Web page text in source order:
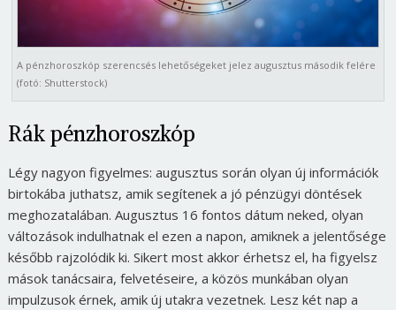
A pénzhoroszkóp szerencsés lehetőségeket jelez augusztus második felére
(fotó: Shutterstock)
Rák pénzhoroszkóp
Légy nagyon figyelmes: augusztus során olyan új információk
birtokába juthatsz, amik segítenek a jó pénzügyi döntések
meghozatalában. Augusztus 16 fontos dátum neked, olyan
változások indulhatnak el ezen a napon, amiknek a jelentősége
később rajzolódik ki. Sikert most akkor érhetsz el, ha figyelsz
mások tanácsaira, felvetéseire, a közös munkában olyan
impulzusok érnek, amik új utakra vezetnek. Lesz két nap a